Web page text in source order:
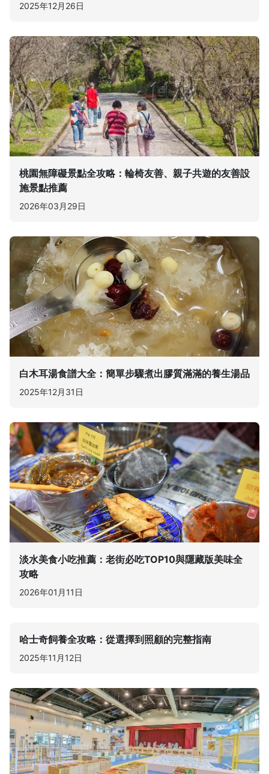
2025年12月26日
桃園無障礙景點全攻略：輪椅友善、親子共遊的友善設
施景點推薦
2026年03月29日
白木耳湯食譜大全：簡單步驟煮出膠質滿滿的養生湯品
2025年12月31日
淡水美食小吃推薦：老街必吃TOP10與隱藏版美味全
攻略
2026年01月11日
哈士奇飼養全攻略：從選擇到照顧的完整指南
2025年11月12日